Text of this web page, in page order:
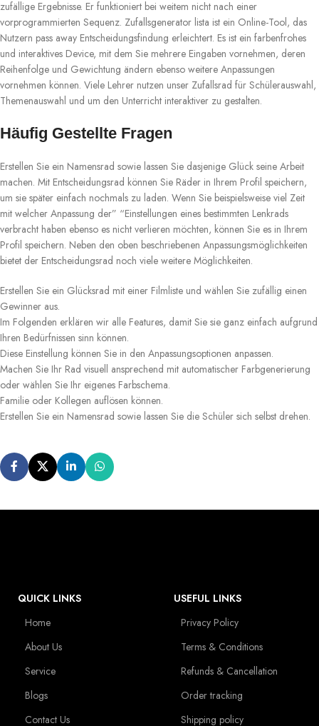
zufällige Ergebnisse. Er funktioniert bei weitem nicht nach einer
vorprogrammierten Sequenz. Zufallsgenerator lista ist ein Online-Tool, das
Nutzern pass away Entscheidungsfindung erleichtert. Es ist ein farbenfrohes
und interaktives Device, mit dem Sie mehrere Eingaben vornehmen, deren
Reihenfolge und Gewichtung ändern ebenso weitere Anpassungen
vornehmen können. Viele Lehrer nutzen unser Zufallsrad für Schülerauswahl,
Themenauswahl und um den Unterricht interaktiver zu gestalten.
Häufig Gestellte Fragen
Erstellen Sie ein Namensrad sowie lassen Sie dasjenige Glück seine Arbeit
machen. Mit Entscheidungsrad können Sie Räder in Ihrem Profil speichern,
um sie später einfach nochmals zu laden. Wenn Sie beispielsweise viel Zeit
mit welcher Anpassung der” “Einstellungen eines bestimmten Lenkrads
verbracht haben ebenso es nicht verlieren möchten, können Sie es in Ihrem
Profil speichern. Neben den oben beschriebenen Anpassungsmöglichkeiten
bietet der Entscheidungsrad noch viele weitere Möglichkeiten.
Erstellen Sie ein Glücksrad mit einer Filmliste und wählen Sie zufällig einen
Gewinner aus.
Im Folgenden erklären wir alle Features, damit Sie sie ganz einfach aufgrund
Ihren Bedürfnissen sinn können.
Diese Einstellung können Sie in den Anpassungsoptionen anpassen.
Machen Sie Ihr Rad visuell ansprechend mit automatischer Farbgenerierung
oder wählen Sie Ihr eigenes Farbschema.
Familie oder Kollegen auflösen können.
Erstellen Sie ein Namensrad sowie lassen Sie die Schüler sich selbst drehen.
QUICK LINKS
Home
About Us
Service
Blogs
Contact Us
USEFUL LINKS
Privacy Policy
Terms & Conditions
Refunds & Cancellation
Order tracking
Shipping policy